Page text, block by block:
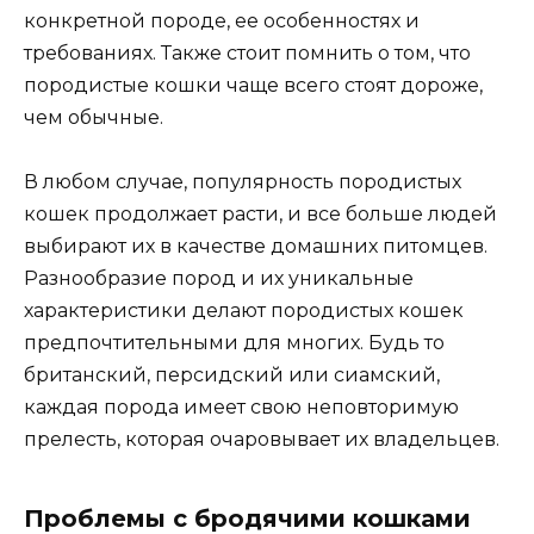
конкретной породе, ее особенностях и
требованиях. Также стоит помнить о том, что
породистые кошки чаще всего стоят дороже,
чем обычные.
В любом случае, популярность породистых
кошек продолжает расти, и все больше людей
выбирают их в качестве домашних питомцев.
Разнообразие пород и их уникальные
характеристики делают породистых кошек
предпочтительными для многих. Будь то
британский, персидский или сиамский,
каждая порода имеет свою неповторимую
прелесть, которая очаровывает их владельцев.
Проблемы с бродячими кошками